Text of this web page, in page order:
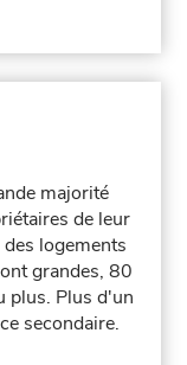
majorité
de leur
logements
grandes, 80
plus. Plus d'un
secondaire.